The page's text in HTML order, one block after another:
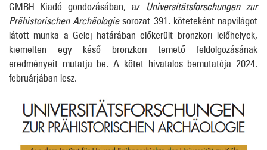
GMBH Kiadó gondozásában, az
Universitätsforschungen zur
Prähistorischen Archäologie sorozat 391. köteteként napvilágot
látott munka a Gelej határában előkerült bronzkori lelőhelyek,
kiemelten egy késő bronzkori temető feldolgozásának
eredményeit mutatja be. A kötet hivatalos bemutatója 2024.
februárjában lesz.